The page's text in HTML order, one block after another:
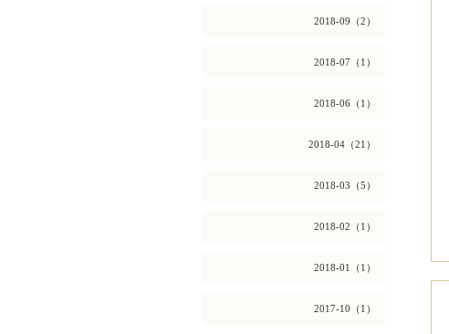
2018-09（2）
2018-07（1）
2018-06（1）
2018-04（21）
2018-03（5）
2018-02（1）
2018-01（1）
2017-10（1）